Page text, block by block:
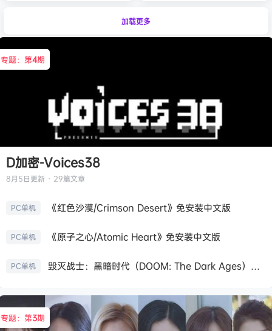
加载更多
专题：第4期
D加密-Voices38
8月5日更新 · 29篇文章
PC单机 《红色沙漠/Crimson Desert》免安装中文版
PC单机 《原子之心/Atomic Heart》免安装中文版
PC单机 毁灭战士：黑暗时代（DOOM: The Dark Ages）免安装中文版
专题：第3期